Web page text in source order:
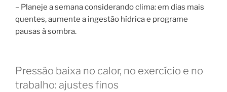
– Planeje a semana considerando clima: em dias mais
quentes, aumente a ingestão hídrica e programe
pausas à sombra.
Pressão baixa no calor, no exercício e no
trabalho: ajustes finos